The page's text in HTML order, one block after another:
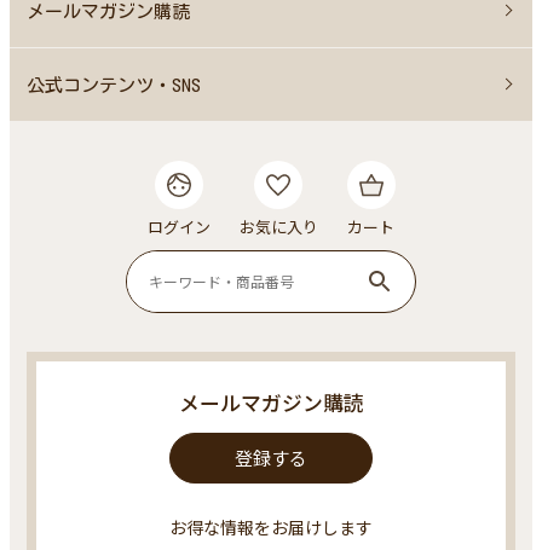
メールマガジン購読
公式コンテンツ・SNS
ログイン お気に入り カート
メールマガジン購読
登録する
お得な情報をお届けします